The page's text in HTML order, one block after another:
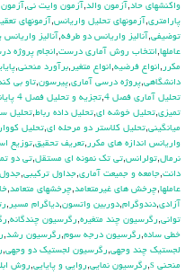
واكنشهاي حاد,آزمون والد,آزمون وايت ني,
پارامتري,آزمونهاي تحليل واريانس,آزمونهاي
توضيفي,آناليز واريانس دو طرفه,آناليز
عاملها,انتخاب روش آماري درست,انجام پروژه
مكرر ,انواع فرضيه,انواع متغير ,برآورد منحني,
دانشگاهي,پروژه درسي آماري,پيرسون,تاو بي
تحليل آماري فصل 4
,تجزيه و تحليل فصل 4 پايانامه
تميزي,تحليل خوشه اي,تحليل داده رباط,تحليل
ميانگيني,تحليل كلاستر دو مرحله اي,تحليل
واريانس اندازه هاي مكرر ,تعريف تحقيق,توزيع
نرمال,تولرانس,تي تک نمونه اي مستقل,تي دو
دانت,جامعه و جميعت آماري,جداول تركيبي,جدول
عاملها,چرخش هاي غيرمتعامد,چرخشهاي متعامد,
آزادي,دندوگرام,دوربين واتسون,دياگرام مسير ,
تواني,رگرسيون چند متغيره,رگرسيون چندگانه,
خطي ساده,رگرسيون درجه سوم,رگرسيون رشد,
لجستيك چند وجهي,رگرسيون لجستيك دو وجهي,
منحني s
,رگرسيون نمايي,روايي و پايايي,روش